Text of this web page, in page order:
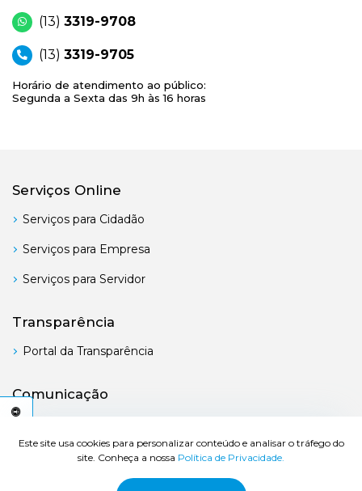
Este site usa cookies para personalizar conteúdo e analisar o tráfego do
site. Conheça a nossa Política de Privacidade.
A
(13) 3319-9708
(13) 3319-9705
Horário de atendimento ao público:
Segunda a Sexta das 9h às 16 horas
Serviços Online
Serviços para Cidadão
Serviços para Empresa
Serviços para Servidor
Transparência
Portal da Transparência
Comunicação
© 2026 Prefeitura de Bertioga - Todos os direitos reservados.